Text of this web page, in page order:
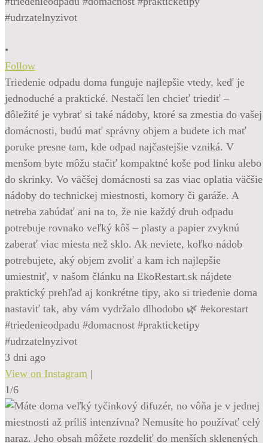
•
Follow
Triedenie odpadu doma funguje najlepšie vtedy, keď je
jednoduché a praktické. Nestačí len chcieť triediť –
dôležité je vybrať si také nádoby, ktoré sa zmestia do vašej
domácnosti, budú mať správny objem a budete ich mať
poruke presne tam, kde odpad najčastejšie vzniká. V
menšom byte môžu stačiť kompaktné koše pod linku alebo
do skrinky. Vo väčšej domácnosti sa zas viac oplatia väčšie
nádoby do technickej miestnosti, komory či garáže. A
netreba zabúdať ani na to, že nie každý druh odpadu
potrebuje rovnako veľký kôš – plasty a papier zvyknú
zaberať viac miesta než sklo. Ak neviete, koľko nádob
potrebujete, aký objem zvoliť a kam ich najlepšie
umiestniť, v našom článku na EkoRestart.sk nájdete
praktický prehľad aj konkrétne tipy, ako si triedenie doma
nastaviť tak, aby vám vydržalo dlhodobo 🌿 #ekorestart
#triedenieodpadu #domacnost #prakticketipy
#udrzatelnyzivot
3 dni ago
View on Instagram |
1/6